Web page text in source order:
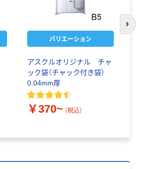
バリエーション
アスクルオリジナル チャ
ック袋（チャック付き袋）
0.04mm厚
￥370~ （税込）
次